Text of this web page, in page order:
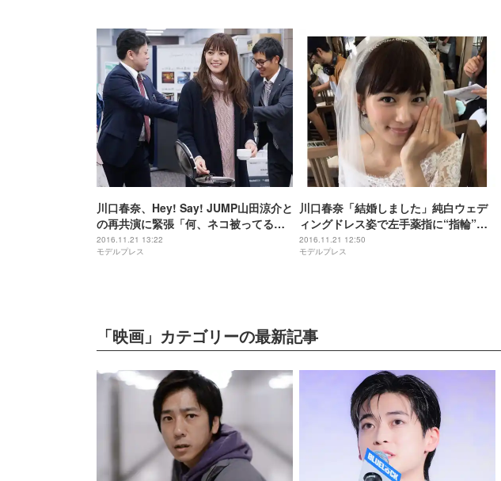
川口春奈、Hey! Say! JUMP山田涼介と
の再共演に緊張「何、ネコ被ってる
の？と言われました（笑）」
2016.11.21 13:22
モデルプレス
川口春奈「結婚しました」純白ウェデ
ィングドレス姿で左手薬指に“指輪”キ
ラリ
2016.11.21 12:50
モデルプレス
「映画」カテゴリーの最新記事